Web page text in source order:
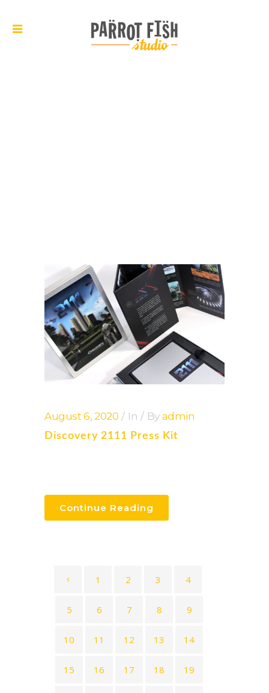
August 6, 2020 In By admin
Discovery 2111 Press Kit
Continue Reading
1 2 3 4
5 6 7 8 9
10 11 12 13 14
15 16 17 18 19